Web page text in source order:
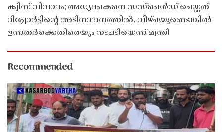
ക്വിസ് വിവാദം; അധ്യാപകനെ സസ്‌പെൻഡ് ചെയ്തത്
റിപ്പോർട്ടിൻ്റെ അടിസ്ഥാനത്തിൽ, വീഴ്ചയുണ്ടെങ്കിൽ
ഉന്നതർക്കെതിരെയും നടപടിയെന്ന് മന്ത്രി
Recommended